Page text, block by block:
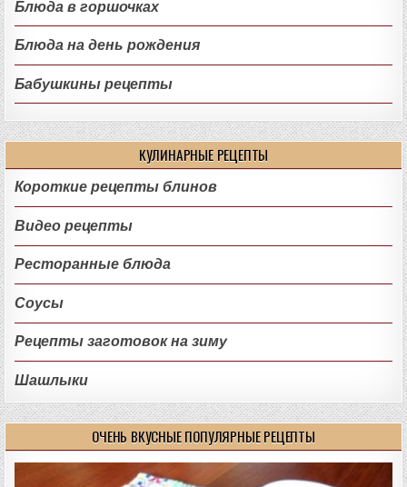
Блюда в горшочках
Блюда на день рождения
Бабушкины рецепты
КУЛИНАРНЫЕ РЕЦЕПТЫ
Короткие рецепты блинов
Видео рецепты
Ресторанные блюда
Соусы
Рецепты заготовок на зиму
Шашлыки
ОЧЕНЬ ВКУСНЫЕ ПОПУЛЯРНЫЕ РЕЦЕПТЫ